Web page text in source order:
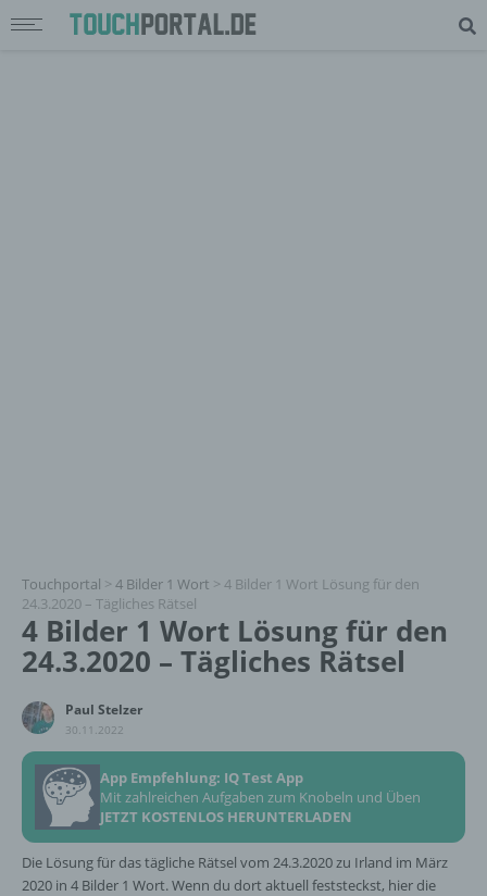
Touchportal > 4 Bilder 1 Wort > 4 Bilder 1 Wort Lösung für den
24.3.2020 – Tägliches Rätsel
4 Bilder 1 Wort Lösung für den
24.3.2020 – Tägliches Rätsel
Paul Stelzer
30.11.2022
App Empfehlung: IQ Test App
Mit zahlreichen Aufgaben zum Knobeln und Üben
JETZT KOSTENLOS HERUNTERLADEN
Die Lösung für das tägliche Rätsel vom 24.3.2020 zu Irland im März
2020 in 4 Bilder 1 Wort. Wenn du dort aktuell feststeckst, hier die